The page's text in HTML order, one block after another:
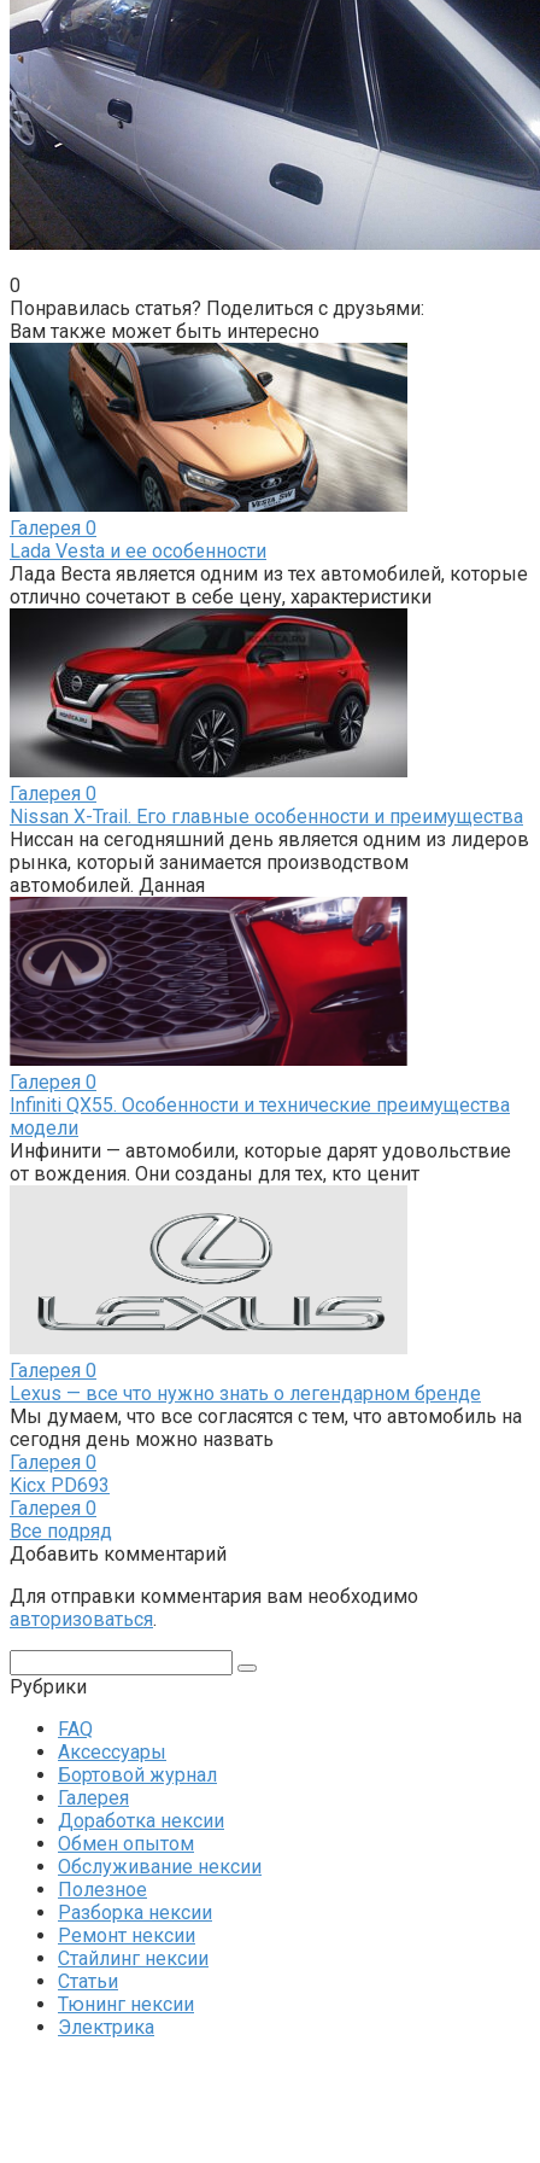
0
Понравилась статья? Поделиться с друзьями:
Вам также может быть интересно
Галерея 0
Lada Vesta и ее особенности
Лада Веста является одним из тех автомобилей, которые
отлично сочетают в себе цену, характеристики
Галерея 0
Nissan X-Trail. Его главные особенности и преимущества
Ниссан на сегодняшний день является одним из лидеров
рынка, который занимается производством
автомобилей. Данная
Галерея 0
Infiniti QX55. Особенности и технические преимущества
модели
Инфинити — автомобили, которые дарят удовольствие
от вождения. Они созданы для тех, кто ценит
Галерея 0
Lexus — все что нужно знать о легендарном бренде
Мы думаем, что все согласятся с тем, что автомобиль на
сегодня день можно назвать
Галерея 0
Kicx PD693
Галерея 0
Все подряд
Добавить комментарий
Для отправки комментария вам необходимо
авторизоваться.
Рубрики
FAQ
Аксессуары
Бортовой журнал
Галерея
Доработка нексии
Обмен опытом
Обслуживание нексии
Полезное
Разборка нексии
Ремонт нексии
Стайлинг нексии
Статьи
Тюнинг нексии
Электрика